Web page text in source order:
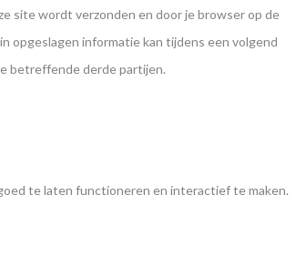
site wordt verzonden en door je browser op de
opgeslagen informatie kan tijdens een volgend
betreffende derde partijen.
te laten functioneren en interactief te maken.